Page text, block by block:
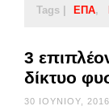
Tags | ΕΠΑ
3
δίκτυο
30 ΙΟΥΝΊΟΥ, 2016